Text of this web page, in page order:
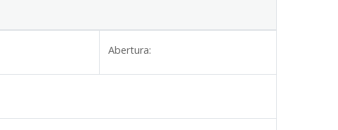
Abertura: